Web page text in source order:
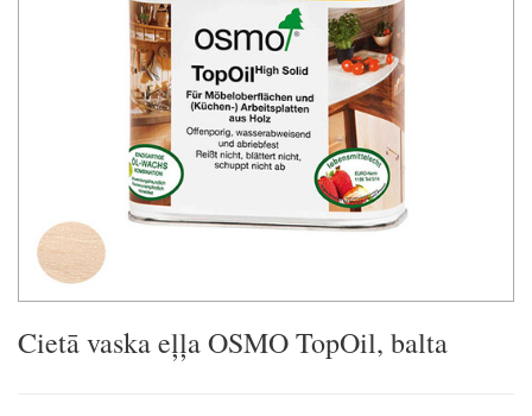
Cietā vaska eļļa OSMO TopOil, balta